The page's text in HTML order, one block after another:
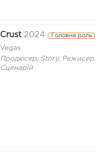
Crust 2024 Головна роль
Vegas
Продюсер, Story, Режисер,
Сценарій